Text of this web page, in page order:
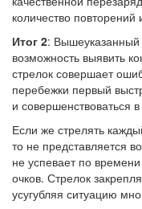
количество
Итог 2: Вышеуказанный
возможность выявить
стрелок совершает
перебежки первый
и совершенствоваться
Если же стрелять
то не представляется
не успевает по
очков. Стрелок
усугубляя ситуацию